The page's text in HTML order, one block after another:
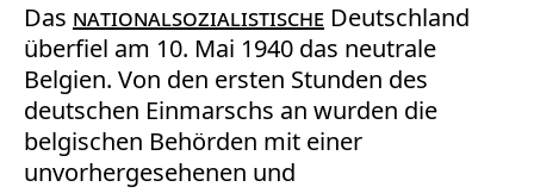
Das nationalsozialistische Deutschland
überfiel am 10. Mai 1940 das neutrale
Belgien. Von den ersten Stunden des
deutschen Einmarschs an wurden die
belgischen Behörden mit einer
unvorhergesehenen und